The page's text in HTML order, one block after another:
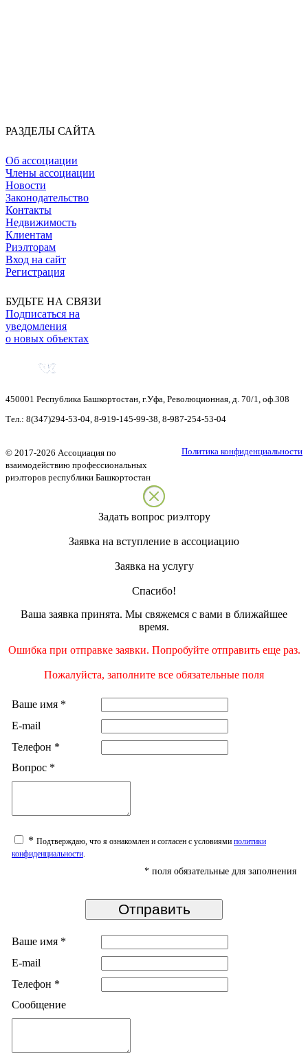
РАЗДЕЛЫ САЙТА
Об ассоциации
Члены ассоциации
Новости
Законодательство
Контакты
Недвижимость
Клиентам
Риэлторам
Вход на сайт
Регистрация
БУДЬТЕ НА СВЯЗИ
Подписаться на
уведомления
о новых объектах
450001 Республика Башкортостан г.Уфа Революционная, д. 70/1, оф.308
Тел.: 8(347)294-53-04 8-919-145-99-38 8-987-254-53-04
Политика конфиденциальности
© 2017-2026 Ассоциация по
взаимодействию профессиональных
риэлторов республики Башкортостан
Задать вопрос риэлтору
Заявка на вступление в ассоциацию
Заявка на услугу
Спасибо!
Ваша заявка принята. Мы свяжемся с вами в ближайшее
время.
Ошибка при отправке заявки. Попробуйте отправить еще раз.
Пожалуйста, заполните все обязательные поля
Ваше имя *
E-mail
Телефон *
Вопрос *
* Подтверждаю, что я ознакомлен и согласен с условиями политики
конфиденциальности.
* поля обязательные для заполнения
Ваше имя *
E-mail
Телефон *
Сообщение